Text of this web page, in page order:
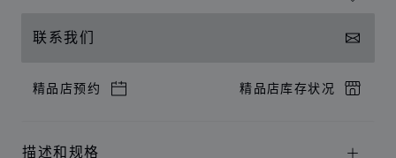
联系我们
精品店预约 精品店库存状况
描述和规格